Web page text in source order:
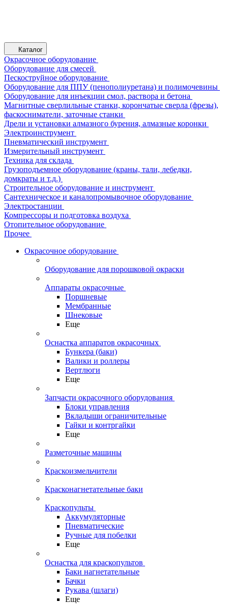
Каталог
Окрасочное оборудование
Оборудование для смесей
Пескоструйное оборудование
Оборудование для ППУ (пенополиуретана) и полимочевины
Оборудование для инъекции смол, раствора и бетона
Магнитные сверлильные станки, корончатые сверла (фрезы),
фаскосниматели, заточные станки
Дрели и установки алмазного бурения, алмазные коронки
Электроинструмент
Пневматический инструмент
Измерительный инструмент
Техника для склада
Грузоподъемное оборудование (краны, тали, лебедки,
домкраты и т.д.)
Строительное оборудование и инструмент
Сантехническое и каналопромывочное оборудование
Электростанции
Компрессоры и подготовка воздуха
Отопительное оборудование
Прочее
Окрасочное оборудование
Оборудование для порошковой окраски
Аппараты окрасочные
Поршневые
Мембранные
Шнековые
Еще
Оснастка аппаратов окрасочных
Бункера (баки)
Валики и роллеры
Вертлюги
Еще
Запчасти окрасочного оборудования
Блоки управления
Вкладыши ограничительные
Гайки и контргайки
Еще
Разметочные машины
Краскоизмельчители
Красконагнетательные баки
Краскопульты
Аккумуляторные
Пневматические
Ручные для побелки
Еще
Оснастка для краскопультов
Баки нагнетательные
Бачки
Рукава (шлаги)
Еще